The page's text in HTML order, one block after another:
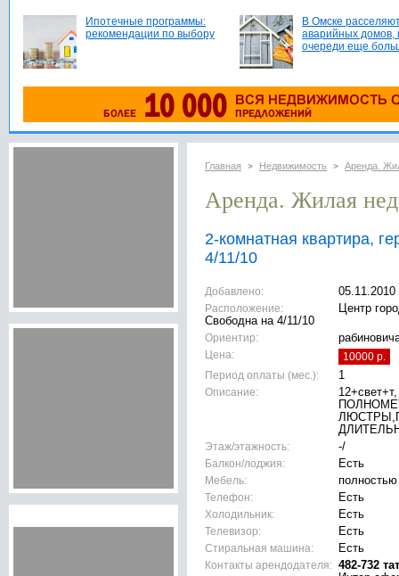
Ипотечные программы:
рекомендации по выбору
В Омске
аварийных домов,
очереди еще
Главная > Недвижимость > Аренда.
Аренда. Жилая
2-комнатная квартира,
4/11/10
Добавлено:
05.11.2010
Расположение:
Центр
Свободна на 4/11/10
Ориентир:
Цена:
10000 р.
Период оплаты (мес.):
1
Описание:
12+свет+т,
Этаж/этажность:
-/
Балкон/лоджия:
Есть
Мебель:
полностью
Телефон:
Есть
Холодильник:
Есть
Телевизор:
Есть
Стиральная машина:
Есть
Контакты арендодателя: 482-732